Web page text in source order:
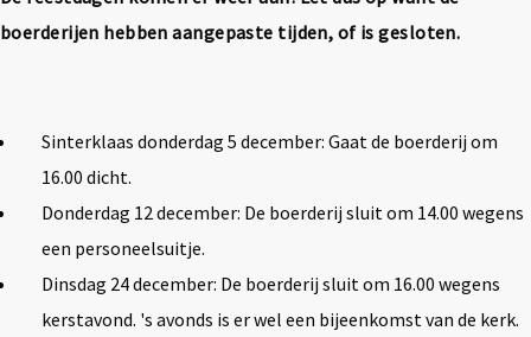
boerderijen hebben aangepaste tijden, of is gesloten.
Sinterklaas donderdag 5 december: Gaat de boerderij om
16.00 dicht.
Donderdag 12 december: De boerderij sluit om 14.00 wegens
een personeelsuitje.
Dinsdag 24 december: De boerderij sluit om 16.00 wegens
kerstavond. 's avonds is er wel een bijeenkomst van de kerk.